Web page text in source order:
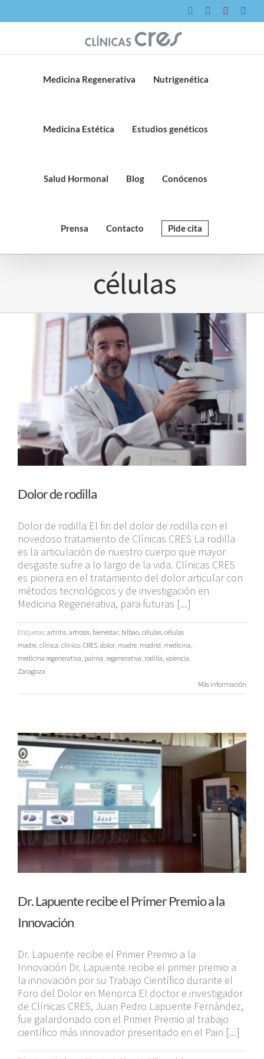
al
InstagramFacebookYouTube
Medicina Regenerativa Nutrigenética
Medicina Estética Estudios genéticos
Salud Hormonal Blog Conócenos
Prensa Contacto Pide cita
células
Dolor de rodilla
Dolor de rodilla El fin del dolor de rodilla con el
novedoso tratamiento de Clínicas CRES La rodilla
es la articulación de nuestro cuerpo que mayor
desgaste sufre a lo largo de la vida. Clínicas CRES
es pionera en el tratamiento del dolor articular con
métodos tecnológicos y de investigación en
Medicina Regenerativa, para futuras [...]
Etiquetas: artritis, artrosis, bienestar, bilbao, células, células
madre, clínica, clinico, CRES, dolor, madre, madrid, medicina,
medicina regenerativa, palma, regenerativa, rodilla, valencia,
Zaragoza
Más información
Dr. Lapuente recibe el Primer Premio a la
Innovación
Dr. Lapuente recibe el Primer Premio a la
Innovación Dr. Lapuente recibe el primer premio a
la innovación por su Trabajo Científico durante el
Foro del Dolor en Menorca El doctor e investigador
de Clínicas CRES, Juan Pedro Lapuente Fernández,
fue galardonado con el Primer Premio al trabajo
científico más innovador presentado en el Pain [...]